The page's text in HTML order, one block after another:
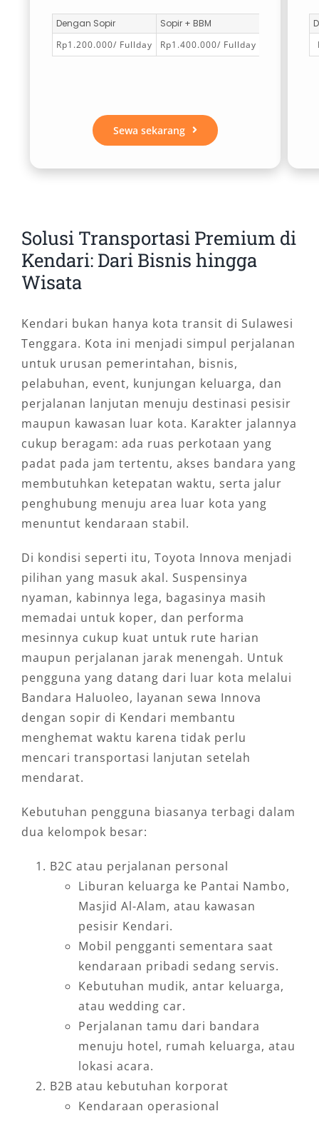
Dengan Sopir
Sopir + BBM
Rp1.200.000/ Fullday
Rp1.400.000/ Fullday
Sewa sekarang
Solusi Transportasi Premium di
Kendari: Dari Bisnis hingga
Wisata
Kendari bukan hanya kota transit di Sulawesi
Tenggara. Kota ini menjadi simpul perjalanan
untuk urusan pemerintahan, bisnis,
pelabuhan, event, kunjungan keluarga, dan
perjalanan lanjutan menuju destinasi pesisir
maupun kawasan luar kota. Karakter jalannya
cukup beragam: ada ruas perkotaan yang
padat pada jam tertentu, akses bandara yang
membutuhkan ketepatan waktu, serta jalur
penghubung menuju area luar kota yang
menuntut kendaraan stabil.
Di kondisi seperti itu, Toyota Innova menjadi
pilihan yang masuk akal. Suspensinya
nyaman, kabinnya lega, bagasinya masih
memadai untuk koper, dan performa
mesinnya cukup kuat untuk rute harian
maupun perjalanan jarak menengah. Untuk
pengguna yang datang dari luar kota melalui
Bandara Haluoleo, layanan sewa Innova
dengan sopir di Kendari membantu
menghemat waktu karena tidak perlu
mencari transportasi lanjutan setelah
mendarat.
Kebutuhan pengguna biasanya terbagi dalam
dua kelompok besar:
B2C atau perjalanan personal
Liburan keluarga ke Pantai Nambo,
Masjid Al-Alam, atau kawasan
pesisir Kendari.
Mobil pengganti sementara saat
kendaraan pribadi sedang servis.
Kebutuhan mudik, antar keluarga,
atau wedding car.
Perjalanan tamu dari bandara
menuju hotel, rumah keluarga, atau
lokasi acara.
B2B atau kebutuhan korporat
Kendaraan operasional